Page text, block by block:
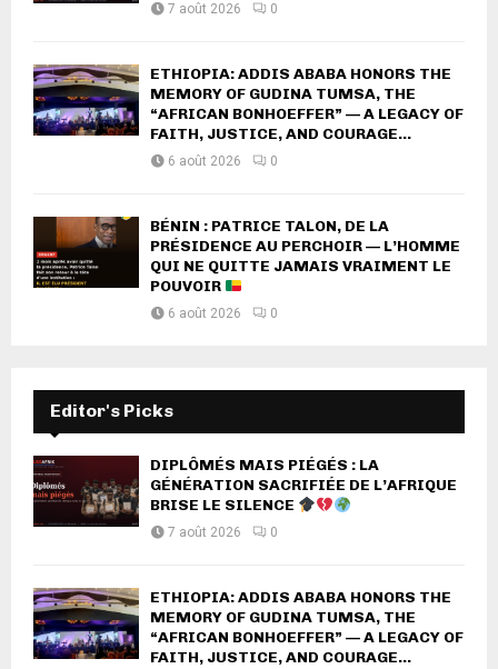
7 août 2026 0
ETHIOPIA: ADDIS ABABA HONORS THE
MEMORY OF GUDINA TUMSA, THE
“AFRICAN BONHOEFFER” — A LEGACY OF
FAITH, JUSTICE, AND COURAGE...
6 août 2026 0
BÉNIN : PATRICE TALON, DE LA
PRÉSIDENCE AU PERCHOIR — L’HOMME
QUI NE QUITTE JAMAIS VRAIMENT LE
POUVOIR
6 août 2026 0
Editor's Picks
DIPLÔMÉS MAIS PIÉGÉS : LA
GÉNÉRATION SACRIFIÉE DE L’AFRIQUE
BRISE LE SILENCE
7 août 2026 0
ETHIOPIA: ADDIS ABABA HONORS THE
MEMORY OF GUDINA TUMSA, THE
“AFRICAN BONHOEFFER” — A LEGACY OF
FAITH, JUSTICE, AND COURAGE...